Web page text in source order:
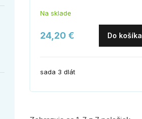
Na sklade
24,20 € Do košíka
sada 3 dlát